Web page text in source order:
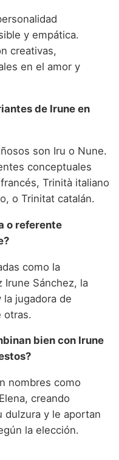
y empática.
creativas,
en el amor y
de Irune en
son Iru o Nune.
conceptuales
Trinità italiano
o Trinitat catalán.
o referente
como la
Irune Sánchez, la
la jugadora de
otras.
bien con Irune
nombres como
creando
dulzura y le aportan
la elección.